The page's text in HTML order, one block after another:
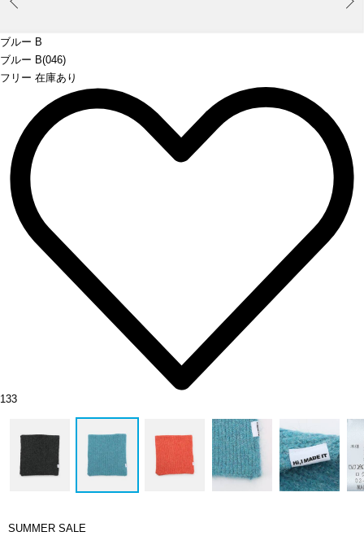
ブルー B
ブルー B(046)
フリー 在庫あり
133
SUMMER SALE